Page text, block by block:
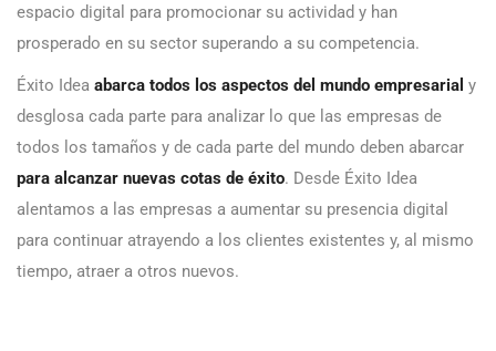
espacio digital para promocionar su actividad y han
prosperado en su sector superando a su competencia.
Éxito Idea abarca todos los aspectos del mundo empresarial y
desglosa cada parte para analizar lo que las empresas de
todos los tamaños y de cada parte del mundo deben abarcar
para alcanzar nuevas cotas de éxito. Desde Éxito Idea
alentamos a las empresas a aumentar su presencia digital
para continuar atrayendo a los clientes existentes y, al mismo
tiempo, atraer a otros nuevos.